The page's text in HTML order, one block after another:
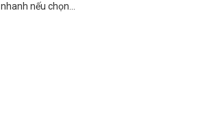
nhanh nếu chọn...